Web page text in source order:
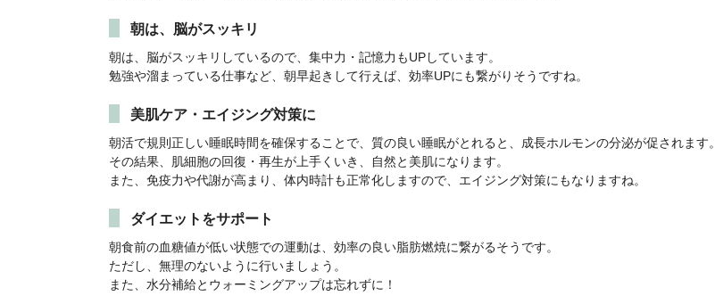
朝は、脳がスッキリ
朝は、脳がスッキリしているので、集中力・記憶力もUPしています。
勉強や溜まっている仕事など、朝早起きして行えば、効率UPにも繋がりそうですね。
美肌ケア・エイジング対策に
朝活で規則正しい睡眠時間を確保することで、質の良い睡眠がとれると、成長ホルモンの分泌が促されます。
その結果、肌細胞の回復・再生が上手くいき、自然と美肌になります。
また、免疫力や代謝が高まり、体内時計も正常化しますので、エイジング対策にもなりますね。
ダイエットをサポート
朝食前の血糖値が低い状態での運動は、効率の良い脂肪燃焼に繋がるそうです。
ただし、無理のないように行いましょう。
また、水分補給とウォーミングアップは忘れずに！